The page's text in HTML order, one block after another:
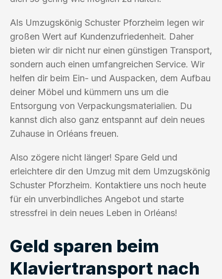
Als Umzugskönig Schuster Pforzheim legen wir
großen Wert auf Kundenzufriedenheit. Daher
bieten wir dir nicht nur einen günstigen Transport,
sondern auch einen umfangreichen Service. Wir
helfen dir beim Ein- und Auspacken, dem Aufbau
deiner Möbel und kümmern uns um die
Entsorgung von Verpackungsmaterialien. Du
kannst dich also ganz entspannt auf dein neues
Zuhause in Orléans freuen.
Also zögere nicht länger! Spare Geld und
erleichtere dir den Umzug mit dem Umzugskönig
Schuster Pforzheim. Kontaktiere uns noch heute
für ein unverbindliches Angebot und starte
stressfrei in dein neues Leben in Orléans!
Geld sparen beim
Klaviertransport nach